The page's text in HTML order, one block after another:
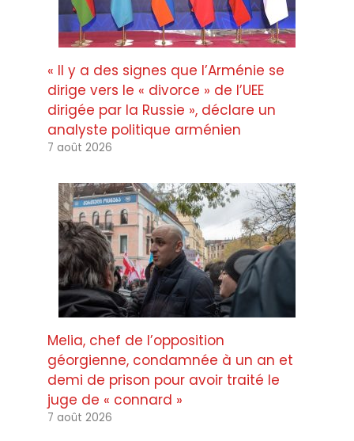
« Il y a des signes que l’Arménie se
dirige vers le « divorce » de l’UEE
dirigée par la Russie », déclare un
analyste politique arménien
7 août 2026
Melia, chef de l’opposition
géorgienne, condamnée à un an et
demi de prison pour avoir traité le
juge de « connard »
7 août 2026